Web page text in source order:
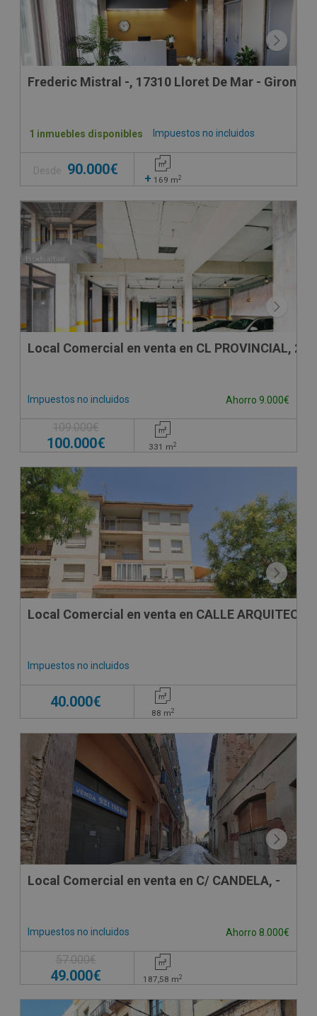
Frederic Mistral -, 17310 Lloret De Mar - Girona
Impuestos no incluidos
1 inmuebles disponibles
Desde 90.000€
+ 169 m2
Local Comercial en venta en CL PROVINCIAL, 24
Impuestos no incluidos Ahorro 9.000€
109.000€
100.000€ 331 m2
CESIÓN DE REMATE
Local Comercial en venta en CALLE
Impuestos no incluidos
40.000€
88 m2
Local Comercial en venta en C/ CANDELA, -
Impuestos no incluidos Ahorro 8.000€
57.000€
49.000€ 187,58 m2